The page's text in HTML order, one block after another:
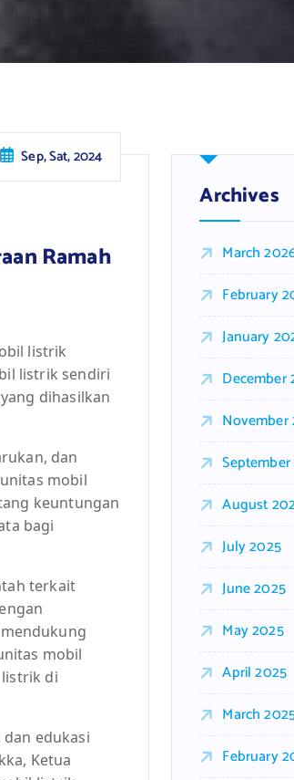
Sep, Sat, 2024
Ramah
listrik
listrik sendiri
dihasilkan
dan
mobil
keuntungan
bagi
terkait
mobil
di
edukasi
Ketua
Archives
March
February
January
December
November
August
July 2025
June 2025
May 2025
April 2025
March
February